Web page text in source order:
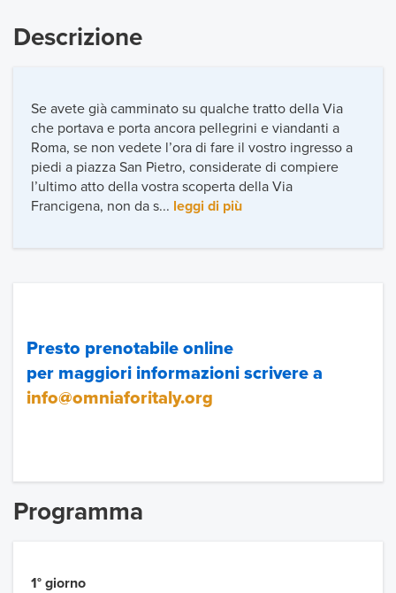
Descrizione
Se avete già camminato su qualche tratto della Via
che portava e porta ancora pellegrini e viandanti a
Roma, se non vedete l’ora di fare il vostro ingresso a
piedi a piazza San Pietro, considerate di compiere
l’ultimo atto della vostra scoperta della Via
Francigena, non da s... leggi di più
Presto prenotabile online
per maggiori informazioni scrivere a
info@omniaforitaly.org
Programma
1° giorno